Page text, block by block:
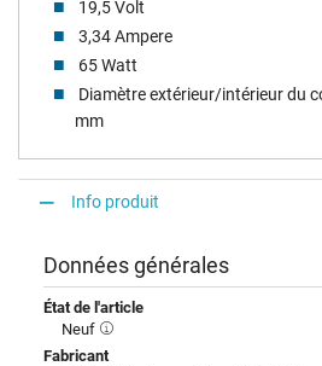
19,5 Volt
3,34 Ampere
65 Watt
Diamètre extérieur/intérieur du
mm
Info produit
Données générales
État de l'article
Neuf
Fabricant